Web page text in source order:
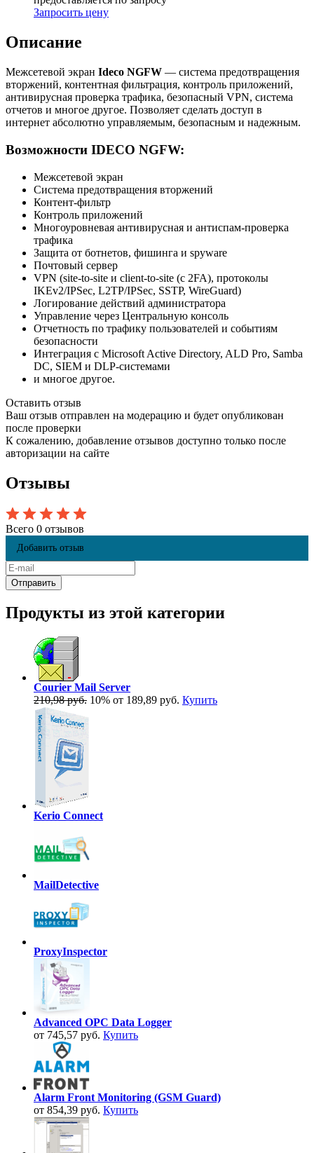
Запросить цену
Описание
Межсетевой экран Ideco NGFW — система предотвращения
вторжений, контентная фильтрация, контроль приложений,
антивирусная проверка трафика, безопасный VPN, система
отчетов и многое другое. Позволяет сделать доступ в
интернет абсолютно управляемым, безопасным и надежным.
Возможности IDECO NGFW:
Межсетевой экран
Система предотвращения вторжений
Контент-фильтр
Контроль приложений
Многоуровневая антивирусная и антиспам-проверка
трафика
Защита от ботнетов, фишинга и spyware
Почтовый сервер
VPN (site-to-site и client-to-site (с 2FA), протоколы
IKEv2/IPSec, L2TP/IPSec, SSTP, WireGuard)
Логирование действий администратора
Управление через Центральную консоль
Отчетность по трафику пользователей и событиям
безопасности
Интеграция с Microsoft Active Directory, ALD Pro, Samba
DC, SIEM и DLP-системами
и многое другое.
Оставить отзыв
Ваш отзыв отправлен на модерацию и будет опубликован
после проверки
К сожалению, добавление отзывов доступно только после
авторизации на сайте
Отзывы
Всего 0 отзывов
Добавить отзыв
Продукты из этой категории
Courier Mail Server
210,98 руб. 10% от 189,89 руб. Купить
Kerio Connect
MailDetective
ProxyInspector
Advanced OPC Data Logger
от 745,57 руб. Купить
Alarm Front Monitoring (GSM Guard)
от 854,39 руб. Купить